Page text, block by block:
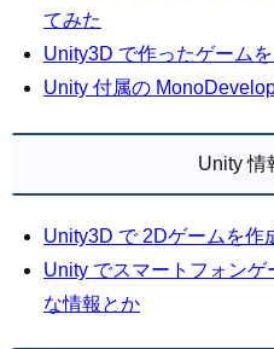
てみた
Unity3D で作ったゲーム
Unity 付属の
Unity 情
Unity3D で 2Dゲームを作
Unity でスマートフォンゲ
な情報とか